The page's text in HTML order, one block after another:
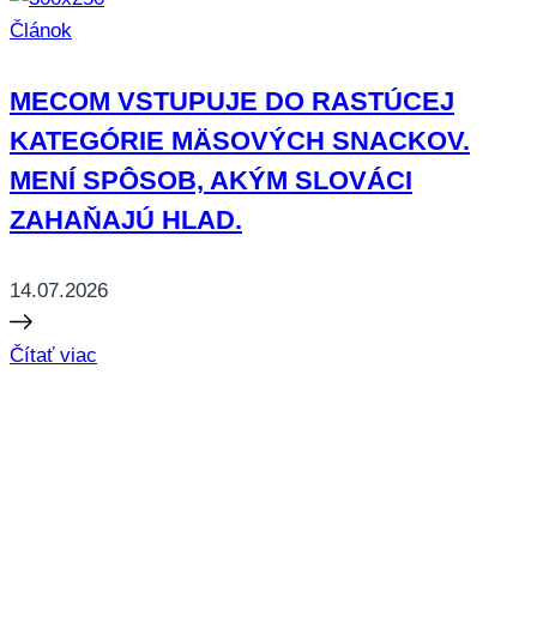
Článok
MECOM VSTUPUJE DO RASTÚCEJ
KATEGÓRIE MÄSOVÝCH SNACKOV.
MENÍ SPÔSOB, AKÝM SLOVÁCI
ZAHAŇAJÚ HLAD.
14.07.2026
Čítať viac